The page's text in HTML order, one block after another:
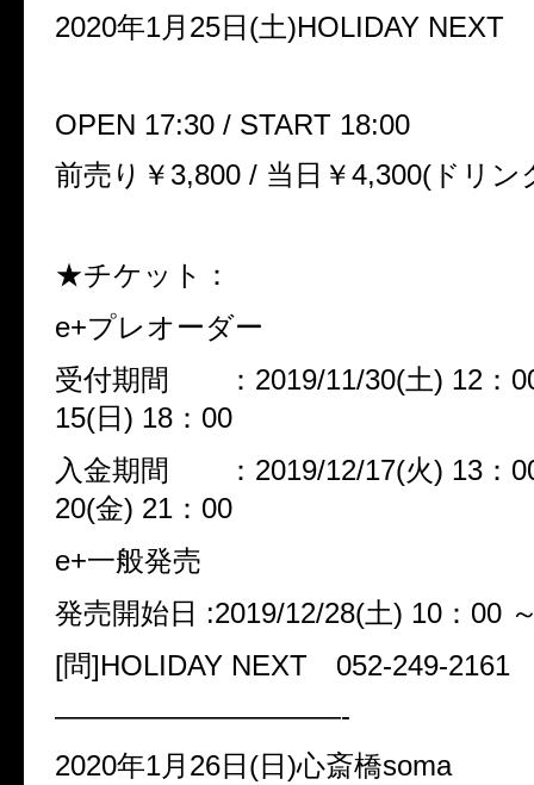
2020年1月25日(土)HOLIDAY NEXT
OPEN 17:30 / START 18:00
前売り￥3,800 / 当日￥4,300(ドリン
★チケット：
e+プレオーダー
受付期間 ：2019/11/30(土) 12：
15(日) 18：00
入金期間 ：2019/12/17(火) 13：
20(金) 21：00
e+一般発売
発売開始日 :2019/12/28(土) 10：00
[問]HOLIDAY NEXT 052-249-2161
——————————-
2020年1月26日(日)心斎橋soma